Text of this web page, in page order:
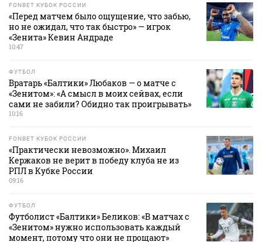
FONBET КУБОК РОССИИ
«Перед матчем было ощущение, что забью,
но не ожидал, что так быстро» — игрок
«Зенита» Кевин Андраде
10:47
ФУТБОЛ
Вратарь «Балтики» Любаков — о матче с
«Зенитом»: «А смысл в моих сейвах, если
сами не забили? Обидно так проигрывать»
10:16
FONBET КУБОК РОССИИ
«Практически невозможно». Михаил
Кержаков не верит в победу клуба не из
РПЛ в Кубке России
09:16
ФУТБОЛ
Футболист «Балтики» Беликов: «В матчах с
«Зенитом» нужно использовать каждый
момент, потому что они не прощают»